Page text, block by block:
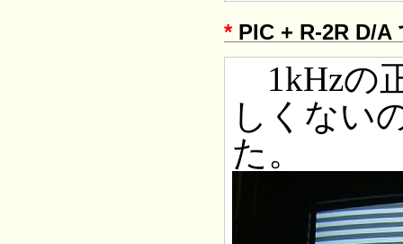
*PIC + R-2R D/A
1kHzの
しくない
た。